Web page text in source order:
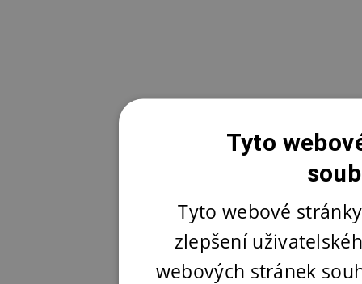
Tyto
Tyto webové
zlepšení
webových stránek